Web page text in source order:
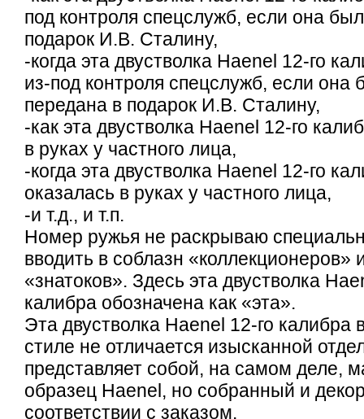
под контроля спецслужб, если она
подарок И.В. Сталину,
-когда эта двустволка Haenel 12-го
из-под контроля спецслужб, если она
передана в подарок И.В. Сталину,
-как эта двустволка Haenel 12-го
в руках у частного лица,
-когда эта двустволка Haenel 12-го
оказалась в руках у частного лица,
-и т.д., и т.п.
Номер ружья не раскрываю
вводить в соблазн «коллекционеров»
«знатоков». Здесь эта двустволка
калибра обозначена как «эта».
Эта двустволка Haenel 12-го калибра
стиле не отличается изысканной
представляет собой, на самом деле,
образец Haenel, но собранный и
соответствии с заказом.